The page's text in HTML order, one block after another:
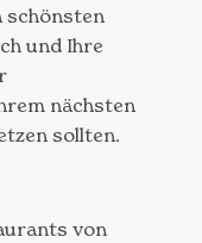
schönsten
und Ihre
nächsten
sollten.
von